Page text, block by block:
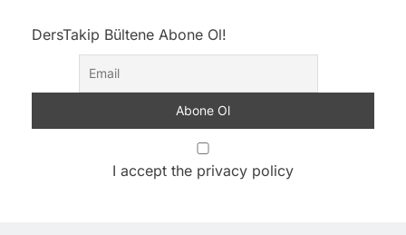
DersTakip Bültene Abone Ol!
I accept the privacy policy